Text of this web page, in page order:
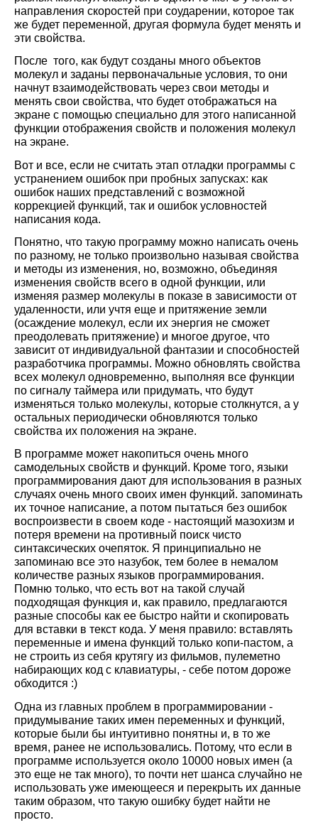
направления скоростей при соударении, которое так
же будет переменной, другая формула будет менять и
эти свойства.
После того, как будут созданы много объектов
молекул и заданы первоначальные условия, то они
начнут взаимодействовать через свои методы и
менять свои свойства, что будет отображаться на
экране с помощью специально для этого написанной
функции отображения свойств и положения молекул
на экране.
Вот и все, если не считать этап отладки программы с
устранением ошибок при пробных запусках: как
ошибок наших представлений с возможной
коррекцией функций, так и ошибок условностей
написания кода.
Понятно, что такую программу можно написать очень
по разному, не только произвольно называя свойства
и методы из изменения, но, возможно, объединяя
изменения свойств всего в одной функции, или
изменяя размер молекулы в показе в зависимости от
удаленности, или учтя еще и притяжение земли
(осаждение молекул, если их энергия не сможет
преодолевать притяжение) и многое другое, что
зависит от индивидуальной фантазии и способностей
разработчика программы. Можно обновлять свойства
всех молекул одновременно, выполняя все функции
по сигналу таймера или придумать, что будут
изменяться только молекулы, которые столкнутся, а у
остальных периодически обновляются только
свойства их положения на экране.
В программе может накопиться очень много
самодельных свойств и функций. Кроме того, языки
программирования дают для использования в разных
случаях очень много своих имен функций. запоминать
их точное написание, а потом пытаться без ошибок
воспроизвести в своем коде - настоящий мазохизм и
потеря времени на противный поиск чисто
синтаксических очепяток. Я принципиально не
запоминаю все это назубок, тем более в немалом
количестве разных языков программирования.
Помню только, что есть вот на такой случай
подходящая функция и, как правило, предлагаются
разные способы как ее быстро найти и скопировать
для вставки в текст кода. У меня правило: вставлять
переменные и имена функций только копи-пастом, а
не строить из себя крутягу из фильмов, пулеметно
набирающих код с клавиатуры, - себе потом дороже
обходится :)
Одна из главных проблем в программировании -
придумывание таких имен переменных и функций,
которые были бы интуитивно понятны и, в то же
время, ранее не использовались. Потому, что если в
программе используется около 10000 новых имен (а
это еще не так много), то почти нет шанса случайно не
использовать уже имеющееся и перекрыть их данные
таким образом, что такую ошибку будет найти не
просто.